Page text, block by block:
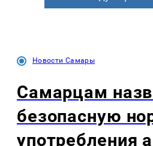
Новости Самары
Самарцам
безопасную
употребления